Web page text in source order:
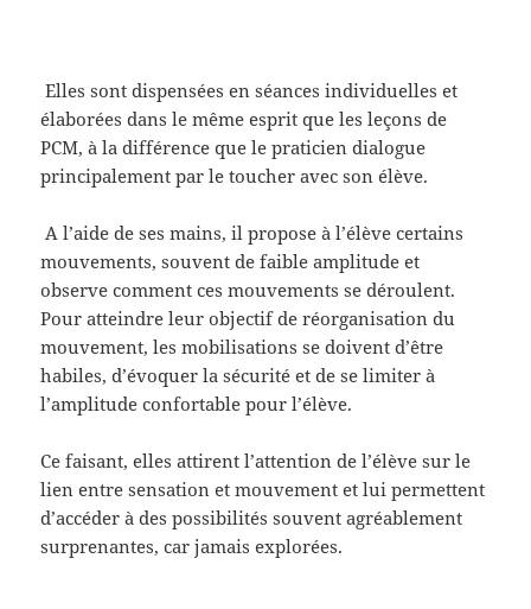
Elles sont dispensées en séances individuelles et
élaborées dans le même esprit que les leçons de
PCM, à la différence que le praticien dialogue
principalement par le toucher avec son élève.
A l’aide de ses mains, il propose à l’élève certains
mouvements, souvent de faible amplitude et
observe comment ces mouvements se déroulent.
Pour atteindre leur objectif de réorganisation du
mouvement, les mobilisations se doivent d’être
habiles, d’évoquer la sécurité et de se limiter à
l’amplitude confortable pour l’élève.
Ce faisant, elles attirent l’attention de l’élève sur le
lien entre sensation et mouvement et lui permettent
d’accéder à des possibilités souvent agréablement
surprenantes, car jamais explorées.